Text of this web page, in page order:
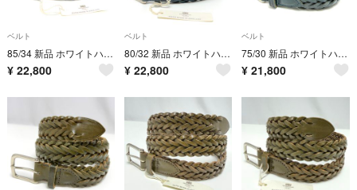
ベルト
85/34 新品 ホワイトハウス コックス メッシュ レザー ベルト 編み込み
¥ 22,800
ベルト
80/32 新品 ホワイトハウス コックス メッシュ レザー ベルト 編み込み
¥ 22,800
ベルト
75/30 新品 ホワイトハウス コックス メッシュ レザー ベルト 編み込み
¥ 21,800